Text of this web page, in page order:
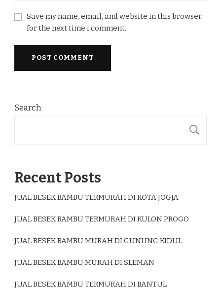
Save my name, email, and website in this browser
for the next time I comment.
Search
Recent Posts
JUAL BESEK BAMBU TERMURAH DI KOTA JOGJA
JUAL BESEK BAMBU TERMURAH DI KULON PROGO
JUAL BESEK BAMBU MURAH DI GUNUNG KIDUL
JUAL BESEK BAMBU MURAH DI SLEMAN
JUAL BESEK BAMBU TERMURAH DI BANTUL